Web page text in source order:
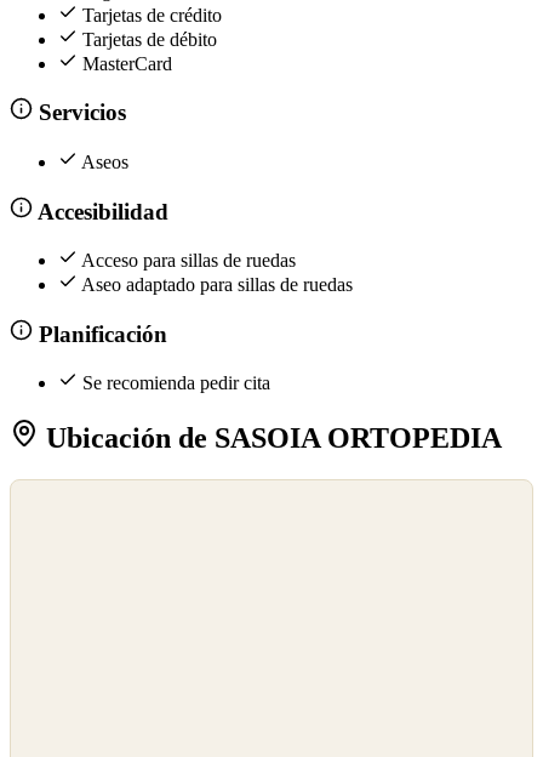
Tarjetas de crédito
Tarjetas de débito
MasterCard
Servicios
Aseos
Accesibilidad
Acceso para sillas de ruedas
Aseo adaptado para sillas de ruedas
Planificación
Se recomienda pedir cita
Ubicación de SASOIA ORTOPEDIA